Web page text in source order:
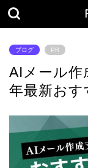
ブログ PR
AIメール作
年最新お